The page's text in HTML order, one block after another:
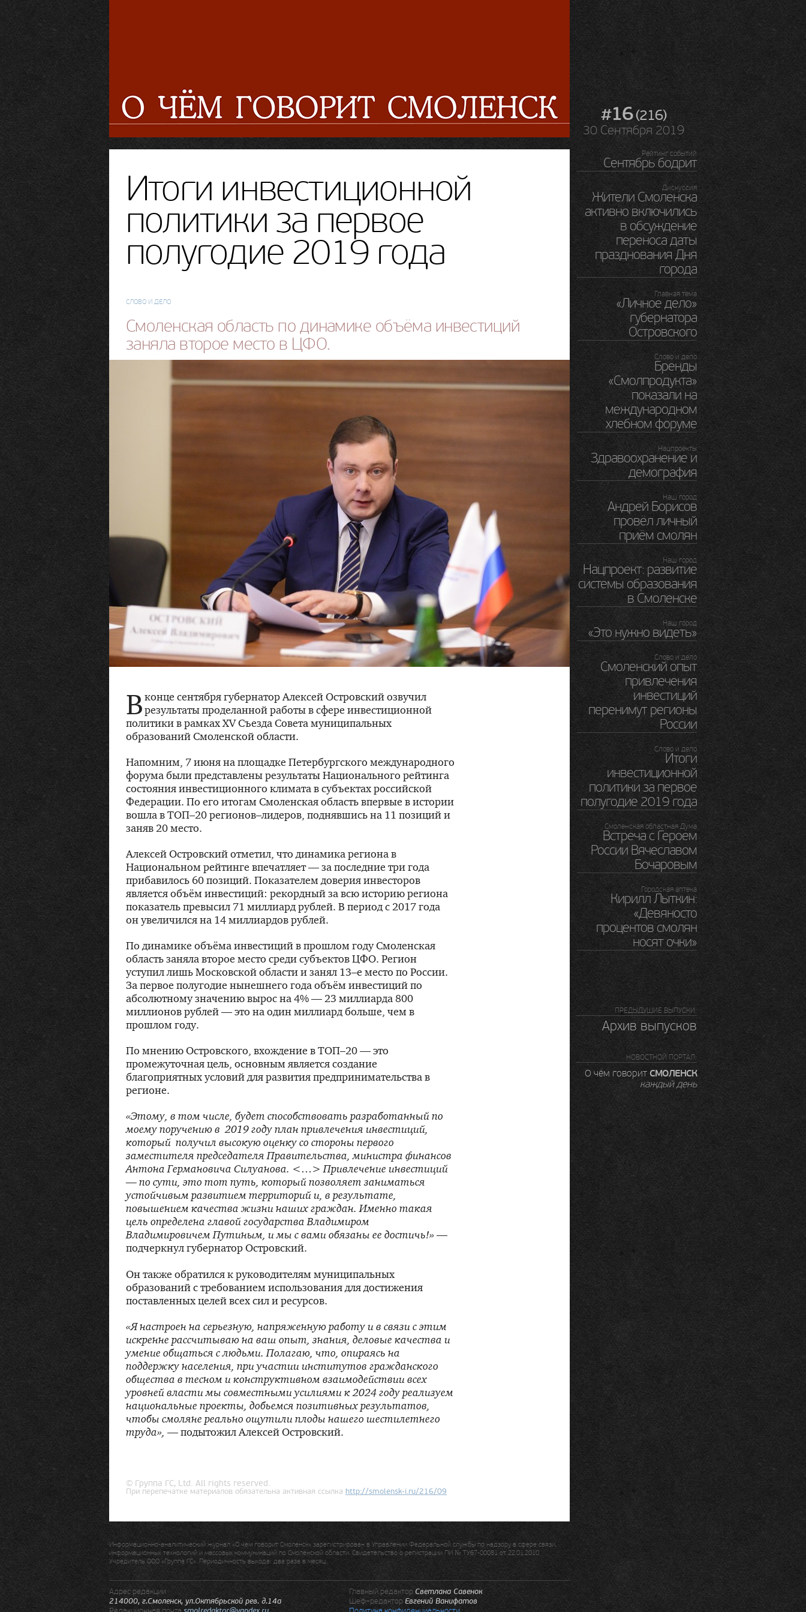
#16(216)
30 Сентября 2019
Итоги инвестиционной
политики за первое
полугодие 2019 года
СЛОВО И ДЕЛО
Смоленская область по динамике объёма инвестиций
заняла второе место в ЦФО.
Вконце сентября губернатор Алексей Островский озвучил
результаты проделанной работы в сфере инвестиционной
политики в рамках XV Съезда Совета муниципальных
образований Смоленской области.
Напомним, 7 июня на площадке Петербургского международного
форума были представлены результаты Национального рейтинга
состояния инвестиционного климата в субъектах российской
Федерации. По его итогам Смоленская область впервые в истории
вошла в ТОП–20 регионов–лидеров, поднявшись на 11 позиций и
заняв 20 место.
Алексей Островский отметил, что динамика региона в
Национальном рейтинге впечатляет — за последние три года
прибавилось 60 позиций. Показателем доверия инвесторов
является объём инвестиций: рекордный за всю историю региона
показатель превысил 71 миллиард рублей. В период с 2017 года
он увеличился на 14 миллиардов рублей.
По динамике объёма инвестиций в прошлом году Смоленская
область заняла второе место среди субъектов ЦФО. Регион
уступил лишь Московской области и занял 13–е место по России.
За первое полугодие нынешнего года объём инвестиций по
абсолютному значению вырос на 4% — 23 миллиарда 800
миллионов рублей — это на один миллиард больше, чем в
прошлом году.
По мнению Островского, вхождение в ТОП–20 — это
промежуточная цель, основным является создание
благоприятных условий для развития предпринимательства в
регионе.
«Этому, в том числе, будет способствовать разработанный по
моему поручению в 2019 году план привлечения инвестиций,
который получил высокую оценку со стороны первого
заместителя председателя Правительства, министра финансов
Антона Германовича Силуанова. <…>Привлечение инвестиций
— по сути, это тот путь, который позволяет заниматься
устойчивым развитием территорий и, в результате,
повышением качества жизни наших граждан. Именно такая
цель определена главой государства Владимиром
Владимировичем Путиным, и мы с вами обязаны ее достичь!» —
подчеркнул губернатор Островский.
Он также обратился к руководителям муниципальных
образований с требованием использования для достижения
поставленных целей всех сил и ресурсов.
«Я настроен на серьезную, напряженную работу и в связи с этим
искренне рассчитываю на ваш опыт, знания, деловые качества и
умение общаться с людьми. Полагаю, что, опираясь на
поддержку населения, при участии институтов гражданского
общества в тесном и конструктивном взаимодействии всех
уровней власти мы совместными усилиями к 2024 году реализуем
национальные проекты, добьемся позитивных результатов,
чтобы смоляне реально ощутили плоды нашего шестилетнего
труда», — подытожил Алексей Островский.
© Группа ГС, Ltd. All rights reserved.
При перепечатке материалов обязательна активная ссылка http://smolensk-i .ru/216/09
Рейтинг событий
Сентябрь бодрит
Дискуссия
Жители Смоленска
активно включились
в обсуждение
переноса даты
празднования Дня
города
Главная тема
«Личное дело»
губернатора
Островского
Слово и дело
Бренды
«Смолпродукта»
показали на
международном
хлебном форуме
Нацпроекты
Здравоохранение и
демография
Наш город
Андрей Борисов
провёл личный
приём смолян
Наш город
Нацпроект: развитие
системы образования
в Смоленске
Наш город
«Это нужно видеть»
Слово и дело
Смоленский опыт
привлечения
инвестиций
перенимут регионы
России
Слово и дело
Итоги
инвестиционной
политики за первое
полугодие 2019 года
Смоленская областная Дума
Встреча с Героем
России Вячеславом
Бочаровым
Городская аптека
Кирилл Лыткин:
«Девяносто
процентов смолян
носят очки»
ПРЕДЫДУШИЕ ВЫПУСКИ:
Архив выпусков
НОВОСТНОЙ ПОРТАЛ:
О чём говорит СМОЛЕНСК
каждый день
Информационно-аналитический журнал «О чем говорит Смоленск» зарегистрирован в Управлении Федеральной службы по надзору в сфере связи,
информационных технологий и массовых коммуникаций по Смоленской области. Свидетельство о регистрации ПИ № ТУ67-00081 от 22.01.2010.
Учредитель ООО «Группа ГС». Периодичность выхода: два раза в месяц.
Адрес редакции
214000, г.Смоленск, ул.Октябрьской рев. д.14а
Главный редактор Светлана Савенок
Шеф–редактор Евгений Ванифатов